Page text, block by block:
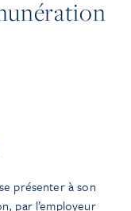
présenter à son
par l’employeur